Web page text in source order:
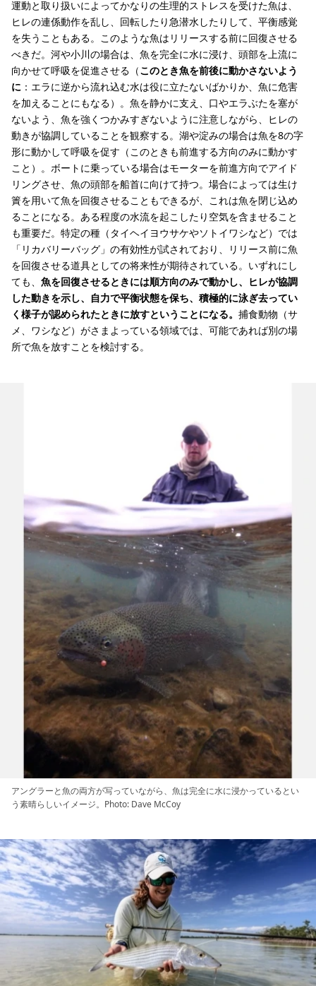
運動と取り扱いによってかなりの生理的ストレスを受けた魚は、
ヒレの連係動作を乱し、回転したり急潜水したりして、平衡感覚
を失うこともある。このような魚はリリースする前に回復させる
べきだ。河や小川の場合は、魚を完全に水に浸け、頭部を上流に
向かせて呼吸を促進させる（このとき魚を前後に動かさないよう
に ：エラに逆から流れ込む水は役に立たないばかりか、魚に危害
を加えることにもなる）。魚を静かに支え、口やエラぶたを塞が
ないよう、魚を強くつかみすぎないように注意しながら、ヒレの
動きが協調していることを観察する。湖や淀みの場合は魚を8の字
形に動かして呼吸を促す（このときも前進する方向のみに動かす
こと）。ボートに乗っている場合はモーターを前進方向でアイド
リングさせ、魚の頭部を船首に向けて持つ。場合によっては生け
簀を用いて魚を回復させることもできるが、これは魚を閉じ込め
ることになる。ある程度の水流を起こしたり空気を含ませること
も重要だ。特定の種（タイヘイヨウサケやソトイワシなど）では
「リカバリーバッグ」の有効性が試されており、リリース前に魚
を回復させる道具としての将来性が期待されている。いずれにし
ても、 魚を回復させるときには順方向のみで動かし、ヒレが協調
した動きを示し、自力で平衡状態を保ち、積極的に泳ぎ去ってい
く様子が認められたときに放すということになる。 捕食動物（サ
メ、ワシなど）がさまよっている領域では、可能であれば別の場
所で魚を放すことを検討する。
アングラーと魚の両方が写っていながら、魚は完全に水に浸かっているとい
う素晴らしいイメージ。Photo: Dave McCoy